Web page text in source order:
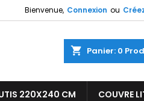
Bienvenue, Connexion ou
shopping_cart Panier: 0
220X240 CM COUVRE